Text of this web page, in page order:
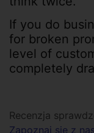
If you do
for broken
level of
completely
Recenzja
Zapoznaj się z